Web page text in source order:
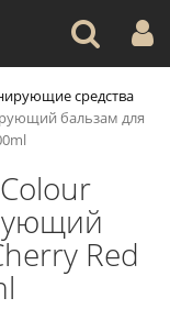
средства
бальзам для
Red